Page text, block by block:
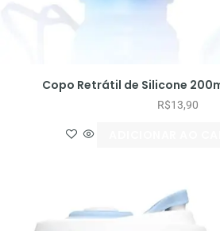
Copo Retrátil de Silicone
R$13,90